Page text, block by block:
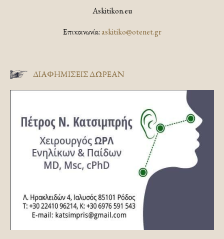
Askitikon.eu
Επικοινωνία:askitiko@otenet.gr
ΔΙΑΦΗΜΊΣΕΙΣ ΔΩΡΕΆΝ